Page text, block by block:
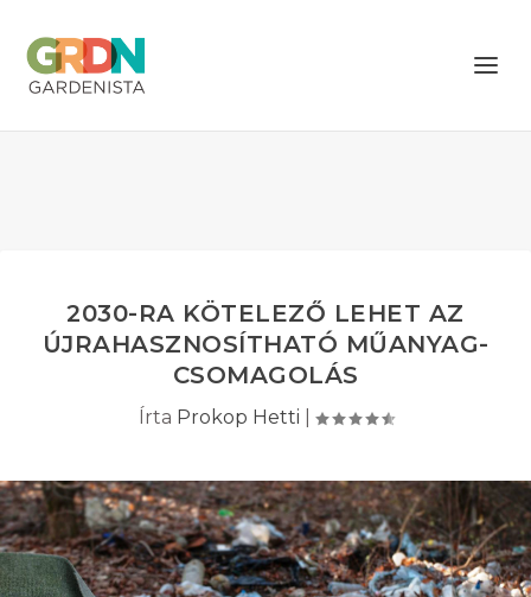
2030-RA KÖTELEZŐ LEHET AZ
ÚJRAHASZNOSÍTHATÓ MŰANYAG-
CSOMAGOLÁS
Írta Prokop Hetti